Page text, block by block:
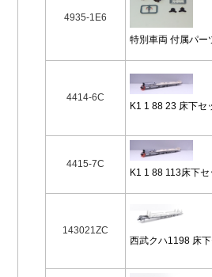
4935-1E6
特別車両 付属パー
4414-6C
K1 1 88 23 床下セ
4415-7C
K1 1 88 113床下セ
143021ZC
西武クハ1198 床下